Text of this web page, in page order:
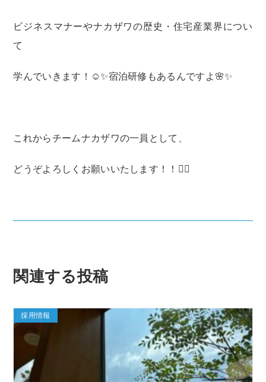
ビジネスマナーやナカザワの歴史・住宅産業界につい
て
学んでいきます！☺✨宿泊研修もあるんですよ🌸✨
これからチームナカザワの一員として、
どうぞよろしくお願いいたします！！🏳‍🌈
関連する投稿
採用情報